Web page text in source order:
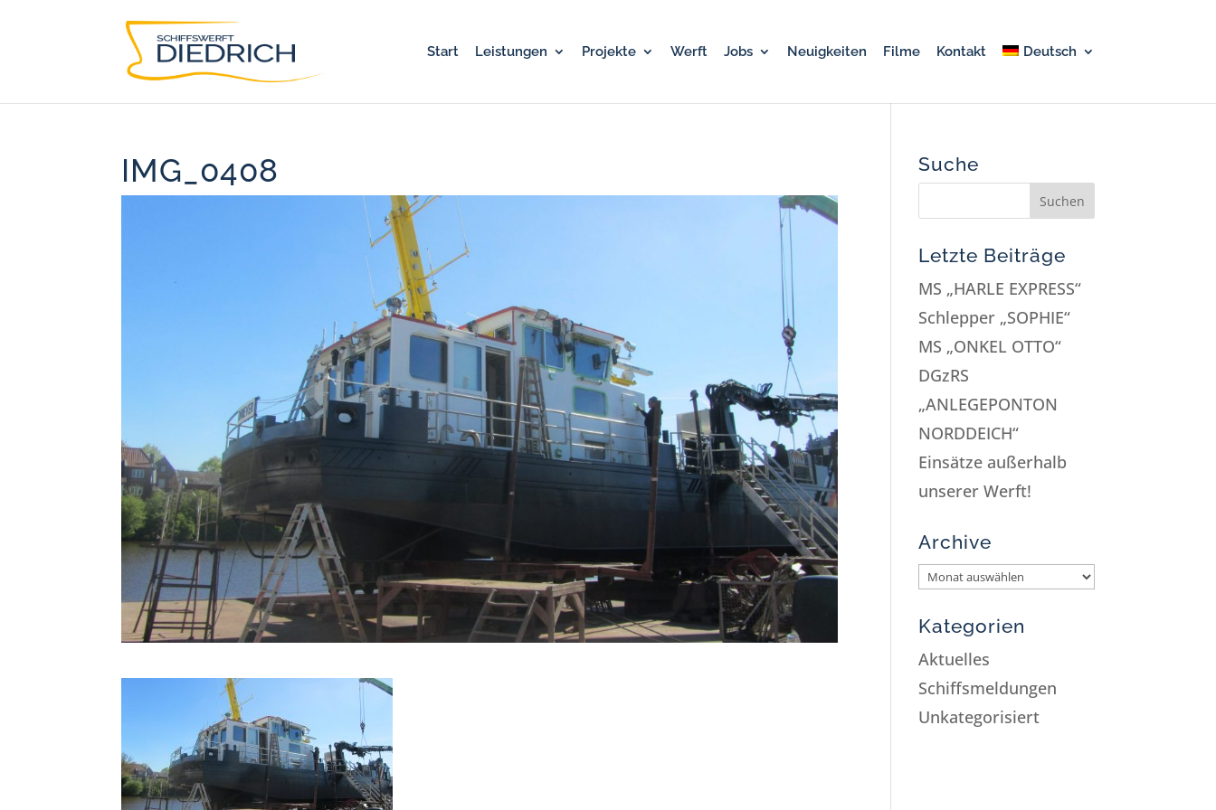
Start Leistungen Projekte Werft Jobs Neuigkeiten Filme Kontakt Deutsch
IMG_0408 Suche
Letzte Beiträge
MS „HARLE EXPRESS“
Schlepper „SOPHIE“
MS „ONKEL OTTO“
DGzRS
„ANLEGEPONTON
NORDDEICH“
Einsätze außerhalb
unserer Werft!
Archive
Kategorien
Aktuelles
Schiffsmeldungen
Unkategorisiert